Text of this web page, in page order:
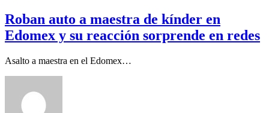
Roban auto a maestra de kínder en
Edomex y su reacción sorprende en redes
Asalto a maestra en el Edomex…